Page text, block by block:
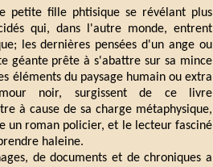
petite fille phtisique se révélant plus
qui, dans l'autre monde, entrent
les dernières pensées d'un ange ou
géante prête à s'abattre sur sa mince
éléments du paysage humain ou extra
noir, surgissent de ce livre
à cause de sa charge métaphysique,
un roman policier, et le lecteur fasciné
haleine.
de documents et de chroniques a